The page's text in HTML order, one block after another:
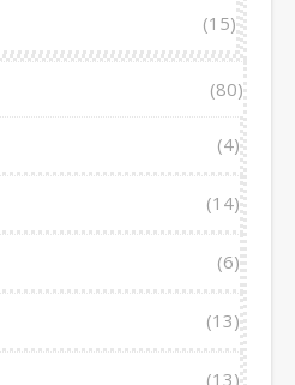
(15)
(80)
(4)
(14)
(6)
(13)
(13)